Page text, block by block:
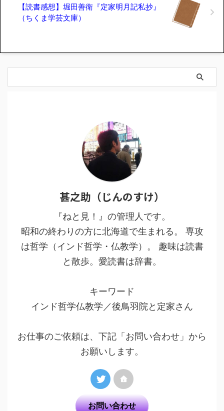
【読書感想】堀田善衛『定家明月記私抄』
（ちくま学芸文庫）
甚之助（じんのすけ）
『ねと見！』の管理人です。
昭和の終わりの方に北海道で生まれる。 専攻
は哲学（インド哲学・仏教学）。 趣味は読書
と散歩。愛読書は辞書。
キーワード
インド哲学仏教学／後鳥羽院と定家さん
お仕事のご依頼は、下記「お問い合わせ」から
お願いします。
お問い合わせ